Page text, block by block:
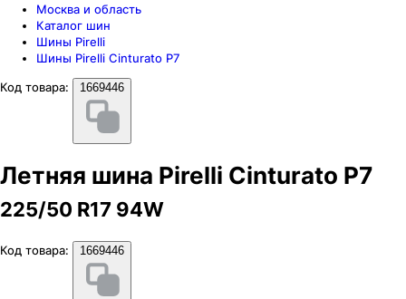
Москва и область
Каталог шин
Шины Pirelli
Шины Pirelli Cinturato P7
Код товара:
1669446
Летняя шина Pirelli Cinturato P7
225/50 R17 94W
Код товара: 1669446